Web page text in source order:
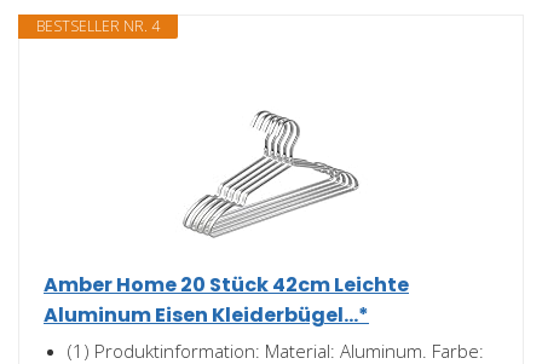
BESTSELLER NR. 4
Amber Home 20 Stück 42cm Leichte
Aluminum Eisen Kleiderbügel...*
(1) Produktinformation: Material: Aluminum. Farbe: